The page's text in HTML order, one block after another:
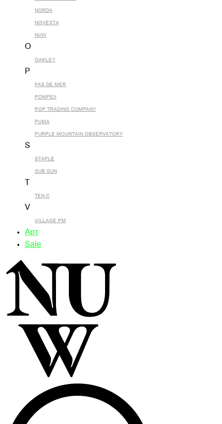
NORDA
NOVESTA
NUW
O
OAKLEY
P
PAS DE MER
POMPEII
POP TRADING COMPANY
PUMA
PURPLE MOUNTAIN OBSERVATORY
S
STAPLE
SUB SUN
TEN C
V
VILLAGE PM
Арт
Sale